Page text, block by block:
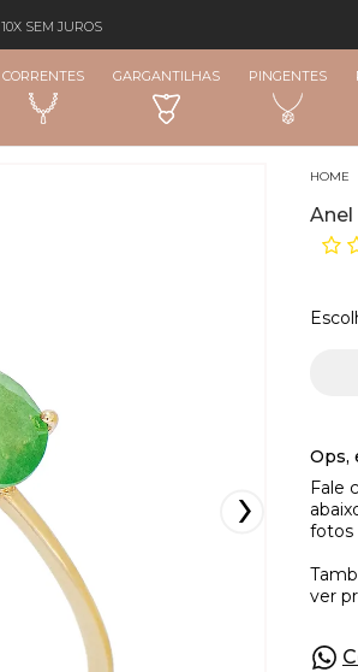
10X SEM JUROS
CORRENTES GARGANTILHAS PINGENTES
Anel